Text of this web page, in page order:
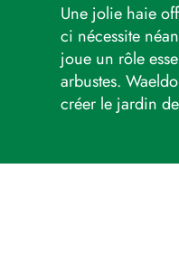
Une jolie haie
ci nécessite
joue un rôle
arbustes.
créer le jardin